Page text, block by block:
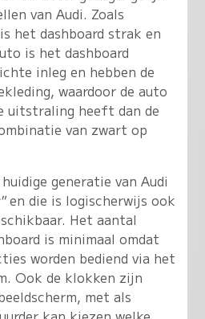
van Audi. Zoals
het dashboard strak en
is het dashboard
inleg en hebben de
waardoor de auto
uitstraling heeft dan de
van zwart op
generatie van Audi
en die is logischerwijs ook
Het aantal
is minimaal omdat
worden bediend via het
Ook de klokken zijn
met als